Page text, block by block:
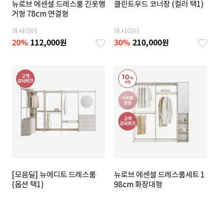
뉴로브 에센셜 드레스룸 긴옷행
거형 78cm 연결형
까사미아
20% 112,000원
클린트우드 코너장 (컬러 택1)
까사미아
30% 210,000원
[모음딜] 뉴에디트 드레스룸
(옵션 택1)
뉴로브 에센셜 드레스룸세트 1
98cm 화장대형